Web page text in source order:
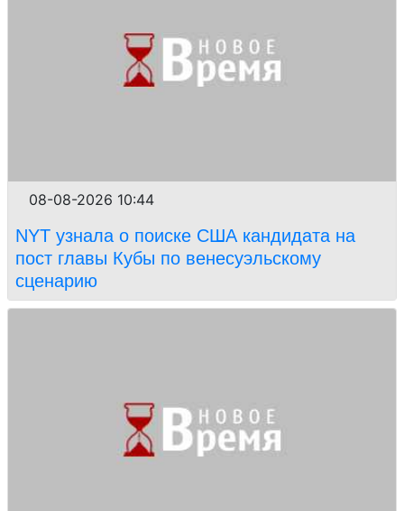
08-08-2026 10:44
NYT узнала о поиске США кандидата на
пост главы Кубы по венесуэльскому
сценарию